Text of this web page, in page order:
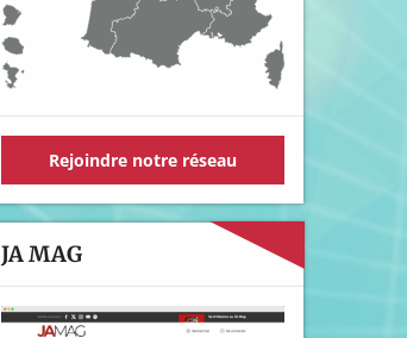
Rejoindre notre réseau
JA MAG